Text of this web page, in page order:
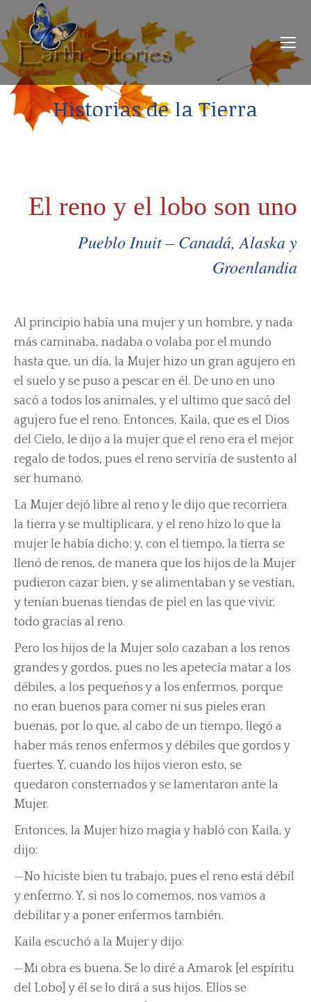
Historias de la Tierra
El reno y el lobo son uno
Pueblo Inuit – Canadá, Alaska y
Groenlandia
Al principio había una mujer y un hombre, y nada
más caminaba, nadaba o volaba por el mundo
hasta que, un día, la Mujer hizo un gran agujero en
el suelo y se puso a pescar en él. De uno en uno
sacó a todos los animales, y el ultimo que sacó del
agujero fue el reno. Entonces, Kaila, que es el Dios
del Cielo, le dijo a la mujer que el reno era el mejor
regalo de todos, pues el reno serviría de sustento al
ser humano.
La Mujer dejó libre al reno y le dijo que recorriera
la tierra y se multiplicara, y el reno hizo lo que la
mujer le había dicho; y, con el tiempo, la tierra se
llenó de renos, de manera que los hijos de la Mujer
pudieron cazar bien, y se alimentaban y se vestían,
y tenían buenas tiendas de piel en las que vivir,
todo gracias al reno.
Pero los hijos de la Mujer solo cazaban a los renos
grandes y gordos, pues no les apetecía matar a los
débiles, a los pequeños y a los enfermos, porque
no eran buenos para comer ni sus pieles eran
buenas, por lo que, al cabo de un tiempo, llegó a
haber más renos enfermos y débiles que gordos y
fuertes. Y, cuando los hijos vieron esto, se
quedaron consternados y se lamentaron ante la
Mujer.
Entonces, la Mujer hizo magia y habló con Kaila, y
dijo:
—No hiciste bien tu trabajo, pues el reno está débil
y enfermo. Y, si nos lo comemos, nos vamos a
debilitar y a poner enfermos también.
Kaila escuchó a la Mujer y dijo:
—Mi obra es buena. Se lo diré a Amarok [el espíritu
del Lobo] y él se lo dirá a sus hijos. Ellos se